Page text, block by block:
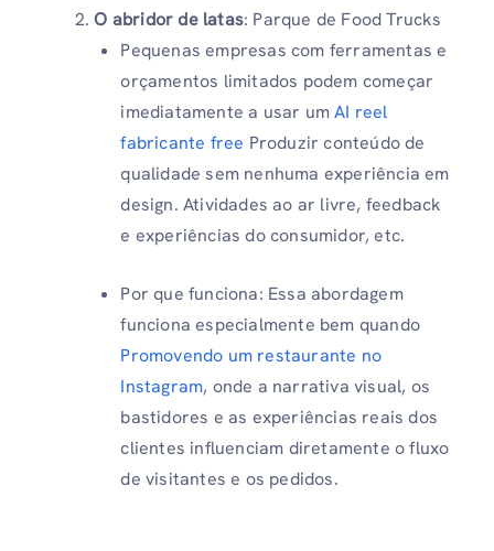
O abridor de latas: Parque de Food Trucks
Pequenas empresas com ferramentas e
orçamentos limitados podem começar
imediatamente a usar umAI reel
fabricante free Produzir conteúdo de
qualidade sem nenhuma experiência em
design. Atividades ao ar livre, feedback
e experiências do consumidor, etc.
Por que funciona: Essa abordagem
funciona especialmente bem quando
Promovendo um restaurante no
Instagram, onde a narrativa visual, os
bastidores e as experiências reais dos
clientes influenciam diretamente o fluxo
de visitantes e os pedidos.